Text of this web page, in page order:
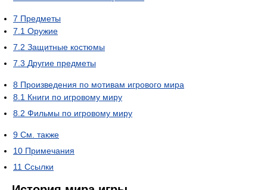
7 Предметы
7.1 Оружие
7.2 Защитные костюмы
7.3 Другие предметы
8 Произведения по мотивам игрового мира
8.1 Книги по игровому миру
8.2 Фильмы по игровому миру
9 См. также
10 Примечания
11 Ссылки